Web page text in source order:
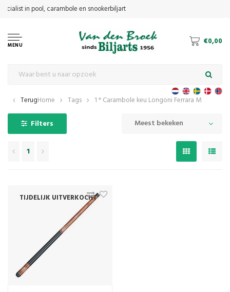
MENU €0,00
TerugHome Tags 1 * Carambole keu Longoni Ferrara M
Filters Meest bekeken
1
TIJDELIJK UITVERKOCHT